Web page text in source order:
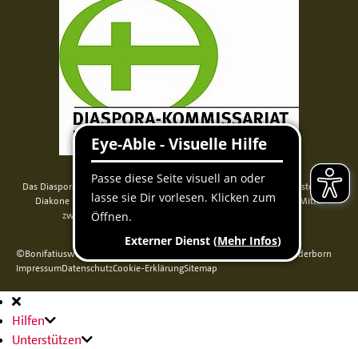
Das Diaspora-Kommissariat der deutschen Bischöfe unterstützt Priester und
Diakone in Nord-, Mittel- und Osteuropa. Seit 2014 werden die Mittel
zweckgebunden über das Bonifatiuswerk weitergeleitet.
©Bonifatiuswerk der deutschen Katholiken e. V., Kamp 22, 33098 Paderborn
ImpressumDatenschutzCookie-ErklärungSitemap
Hauptnavigation
Hilfen
Unterstützen